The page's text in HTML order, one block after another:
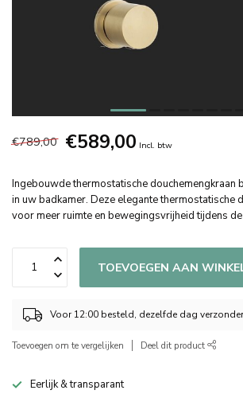
€789,00 €589,00 Incl. btw
Ingebouwde thermostatische douchemengkraan
in uw badkamer. Deze elegante thermostatische
voor meer ruimte en bewegingsvrijheid tijdens
TOEVOEGEN AAN
Voor 12:00 besteld, dezelfde dag
Toevoegen om te vergelijken Deel dit product
Eerlijk & transparant